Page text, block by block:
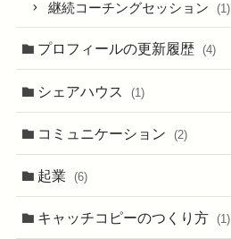
継続コーチングセッション (1)
プロフィールの更新履歴 (4)
シェアハウス (1)
コミュニケーション (2)
起業 (6)
キャッチコピーのつくり方 (1)